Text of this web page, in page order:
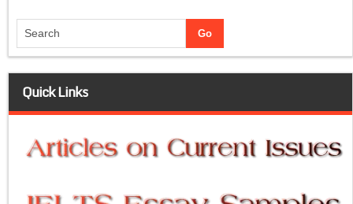
Quick Links